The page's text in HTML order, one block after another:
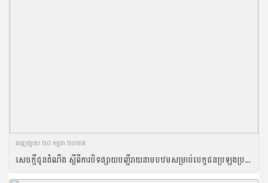
ចេញ​ផ្សាយ​ ២៨ កក្កដា ២០២៣
សេចក្តីជូនដំណឹង ស្តីពីការបិទផ្សាយបញ្ជីរាយនាមបឋមសម្រាប់បេក្ខជនប្រឡងប្រជែងចូលបម្រើការងាររដ្ឋក្នុងក្របខ័ណ្ឌក្រសួងកសិកម្ម រុក្ខាប្រមាញ់ និងនេសាទ ប្រភេទក្របខ័ណ្ឌ ក ឆ្នាំ២០២៣